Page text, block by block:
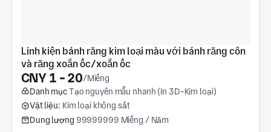
Linh kiện bánh răng kim loại màu với bánh răng côn
và răng xoắn ốc/xoắn ốc
CNY 1 - 20/Miếng
Danh mụcTạo nguyên mẫu nhanh (In 3D-Kim loại)
Vật liệu: Kim loại không sắt
Dung lượng 99999999 Miếng / Năm